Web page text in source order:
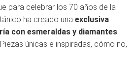
para celebrar los 70 años de la
ha creado una exclusiva
con esmeraldas y diamantes
Piezas únicas e inspiradas, cómo no,